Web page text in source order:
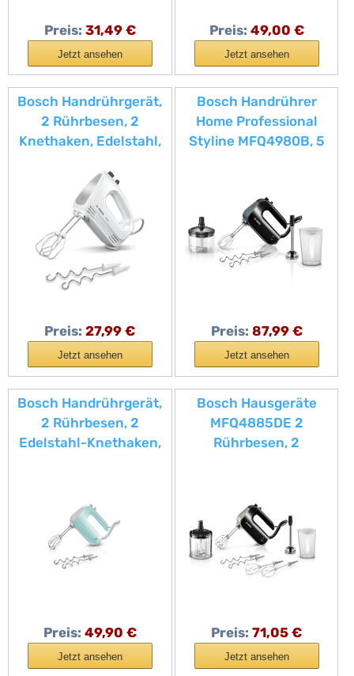
Preis: 31,49 €
Jetzt ansehen
Preis: 49,00 €
Jetzt ansehen
Bosch Handrührgerät,
2 Rührbesen, 2
Knethaken, Edelstahl,
Stufen, Turbostufe,
leicht, leise, 400 W,
weiß, CleverMixx
MFQ24200
Preis: 27,99 €
Jetzt ansehen
Bosch Handrührer
Home Professional
Styline MFQ4980B, 5
Knethaken, Mixstab
Edelstahl,
Universalzerkleinerer,
850 W, schwarz/dark
Preis: 87,99 €
Jetzt ansehen
Bosch Handrührgerät,
2 Rührbesen, 2
Edelstahl-Knethaken,
Turbostufe, leicht, 500
W, farbig, türkis/silber,
MFQ40302
Preis: 49,90 €
Jetzt ansehen
Bosch Hausgeräte
MFQ4885DE 2
Rührbesen, 2
Preis: 71,05 €
Jetzt ansehen